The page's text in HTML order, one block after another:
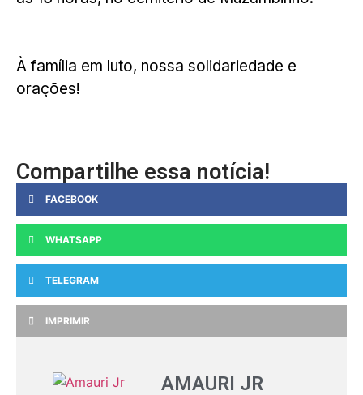
À família em luto, nossa solidariedade e
orações!
Compartilhe essa notícia!
FACEBOOK
WHATSAPP
TELEGRAM
IMPRIMIR
AMAURI JR